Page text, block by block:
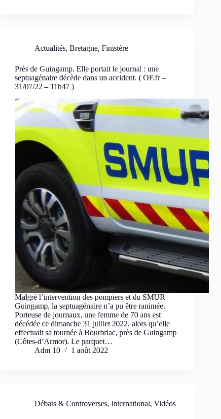
Actualités, Bretagne, Finistère
Près de Guingamp. Elle portait le journal : une
septuagénaire décède dans un accident. ( OF.fr –
31/07/22 – 11h47 )
Malgré l’intervention des pompiers et du SMUR
Guingamp, la septuagénaire n’a pu être ranimée. ​
Porteuse de journaux, une femme de 70 ans est
décédée ce dimanche 31 juillet 2022, alors qu’elle
effectuait sa tournée à Bourbriac, près de Guingamp
(Côtes-d’Armor). Le parquet…
Adm 10
1 août 2022
Débats & Controverses, International, Vidéos